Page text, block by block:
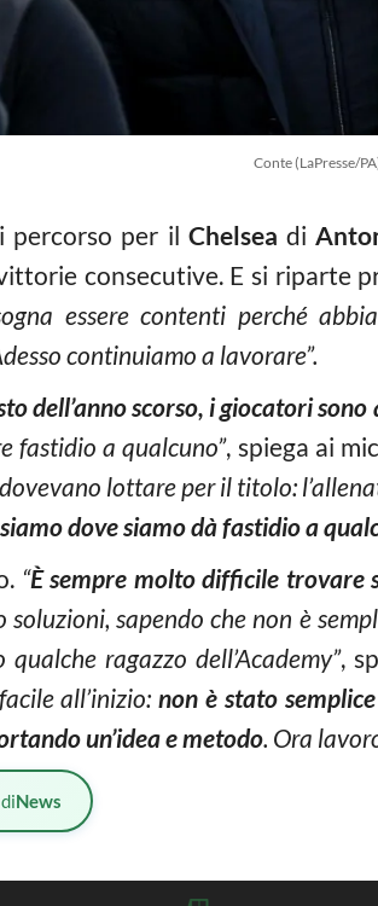
Conte (LaPresse/
percorso per il Chelsea di
consecutive. E si riparte
essere contenti perché
continuiamo a lavorare”.
dell’anno scorso, i giocatori sono
fastidio a qualcuno”, spiega ai
lottare per il titolo:
dove siamo dà fastidio a
“È sempre molto difficile trovare
sapendo che non è
ragazzo dell’Academy”,
all’inizio:non è stato
un’idea e metodo. Ora
News